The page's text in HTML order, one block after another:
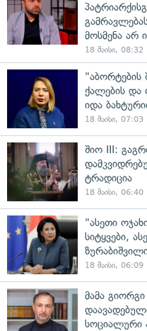
მოსმენა არ
18 მაისი, 08:32
"აბორტების
ქალების და
იდა
18 მაისი, 07:03
შიო III:
ტრადიცია
18 მაისი, 06:40
"ასეთი
სიტყვები,
18 მაისი, 06:09
მამა
სოციალური